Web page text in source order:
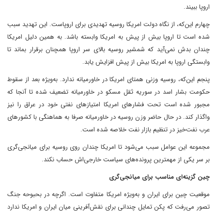
اروپا ببیند.
چهارم این‌که، از نگاه دولت امریکا روسیه تهدیدی برای اروپاست. این تهدید سبب
شده است تا اروپا بیش از پیش به امریکا وابسته باشد. به همین دلیل امریکا
چندان بدش نمی‌آید که شمشیر روسیه بالای سر اروپا همچنان برقرار بماند تا
وابستگی اروپا به امریکا بیش از پیش افزایش یابد.
پنجم این‌که، روسیه وزنی همتای امریکا در خاورمیانه ندارد. به‌ویژه بعد از سقوط
حکومت بشار اسد در سوریه ثقل مسکو در خاورمیانه تضعیف شده تا آنجا که
مجبور شده است تحت فشارهای امریکا امتیازهای نفتی خود در عراق را نیز
واگذار کند. در حال حاضر وزن روسیه در خاورمیانه صرفا به هماهنگی با کشورهای
عرب نفت‌خیز در تنظیم بازار نفت خلاصه شده است.
مجموعه این عوامل سبب می‌شود تا امریکا چندان روی روسیه برای میانجی‌گری
بر سر یکی از مهمترین پرونده‌های سیاست خارجی‌اش حساب نکند.
چین گزینه‌ای مناسب برای میانجی‌گری
موقعیت چین برای ایران و به‌ویژه امریکا متفاوت است. اگرچه در بحبوحه جنگ
تصور می‌رفت که پکن تمایل چندانی برای نقش‌آفرینی میان ایران و امریکا ندارد